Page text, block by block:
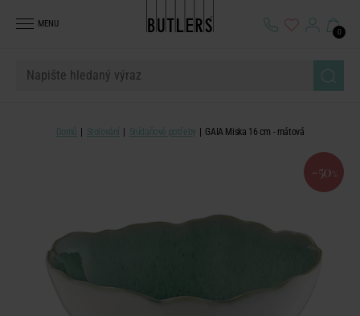
MENU
0
Domů Stolování Snídaňové potřeby GAIA Miska 16 cm - mátová
-50 %